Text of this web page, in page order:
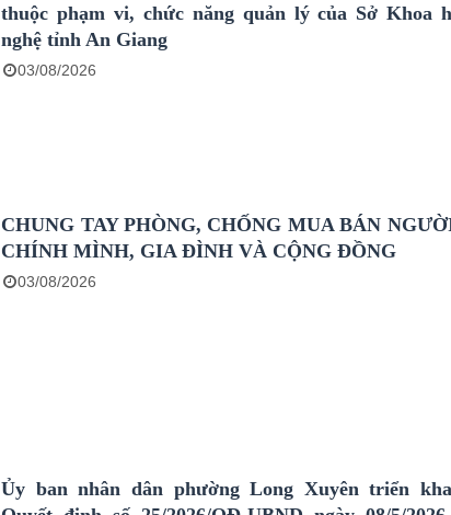
thuộc phạm vi, chức năng quản lý của Sở Khoa
nghệ tỉnh An Giang
03/08/2026
CHUNG TAY PHÒNG, CHỐNG MUA BÁN
CHÍNH MÌNH, GIA ĐÌNH VÀ CỘNG ĐỒNG
03/08/2026
Ủy ban nhân dân phường Long Xuyên triển